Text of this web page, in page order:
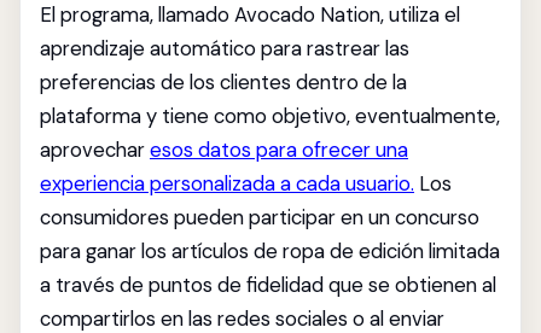
El programa, llamado Avocado Nation, utiliza el
aprendizaje automático para rastrear las
preferencias de los clientes dentro de la
plataforma y tiene como objetivo, eventualmente,
aprovecharesos datos para ofrecer una
experiencia personalizada a cada usuario. Los
consumidores pueden participar en un concurso
para ganar los artículos de ropa de edición limitada
a través de puntos de fidelidad que se obtienen al
compartirlos en las redes sociales o al enviar